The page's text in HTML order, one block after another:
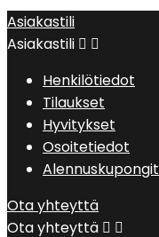
Asiakastili
Asiakastili  
Henkilötiedot
Tilaukset
Hyvitykset
Osoitetiedot
Alennuskupongit
Ota yhteyttä
Ota yhteyttä  